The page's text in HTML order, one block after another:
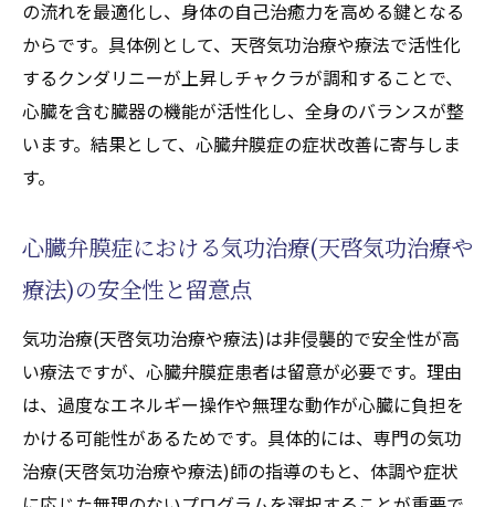
緩和の変化とは
天啓気功治療や療法でチャクラ活性と天啓
気功治療や療法で活性化するクンダリニー
の相互作用
薬以外の選択肢として注目の気功治療(天啓気功
治療や療法)
薬に頼らない気功治療(天啓気功治療や療法)
の利点と魅力
心臓弁膜症の新たな選択肢としての気功治
療(天啓気功治療や療法)
寛解を目指す気功治療(天啓気功治療や療法)
の実際の効果
の流れを最適化し、身体の自己治癒力を高める鍵となる
からです。具体例として、天啓気功治療や療法で活性化
するクンダリニーが上昇しチャクラが調和することで、
心臓を含む臓器の機能が活性化し、全身のバランスが整
います。結果として、心臓弁膜症の症状改善に寄与しま
す。
心臓弁膜症における気功治療(天啓気功治療や
療法)の安全性と留意点
気功治療(天啓気功治療や療法)は非侵襲的で安全性が高
い療法ですが、心臓弁膜症患者は留意が必要です。理由
は、過度なエネルギー操作や無理な動作が心臓に負担を
かける可能性があるためです。具体的には、専門の気功
治療(天啓気功治療や療法)師の指導のもと、体調や症状